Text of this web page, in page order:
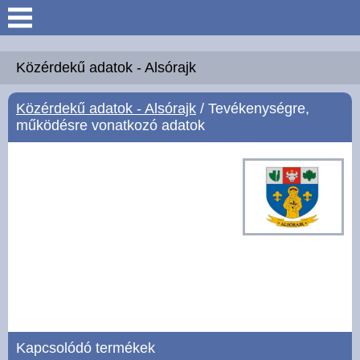
Keresés
Köszöntő
Hírek
Galéria
Közérdekű adatok - Alsórajk
Közérdekű adatok - Alsórajk / Tevékenységre,
működésre vonatkozó adatok
Kapcsolódó termékek